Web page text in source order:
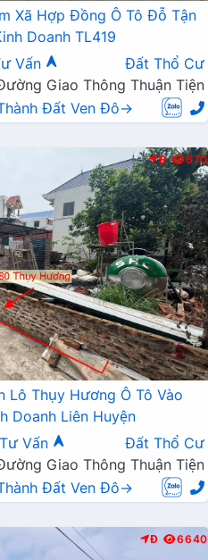
Xã Hợp Đồng Ô Tô Đỗ Tận
Doanh TL419
Vấn
Đất Thổ Cư
Giao Thông Thuận Tiện
Đất Ven Đô→
Đ 670
Lô Thụy Hương Ô Tô Vào
Doanh Liên Huyện
Tư Vấn
Đất Thổ Cư
Giao Thông Thuận Tiện
Đất Ven Đô→
Đ 6640